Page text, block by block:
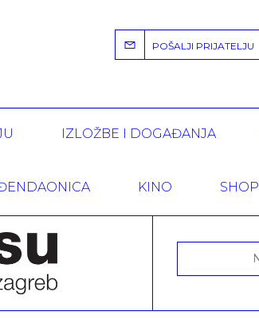
POŠALJI PRIJATELJU
IZLOŽBE I DOGAĐANJA
KINO SHOP